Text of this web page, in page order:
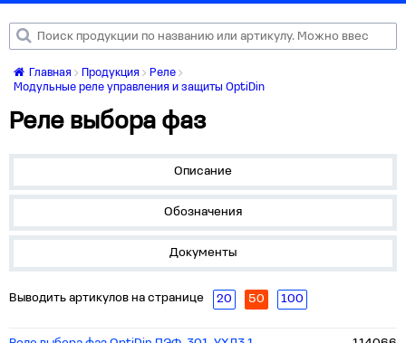
Главная Продукция
Реле
Модульные реле управления и защиты OptiDin
Реле выбора фаз
Описание
Обозначения
Документы
Выводить артикулов на странице 20 50 100